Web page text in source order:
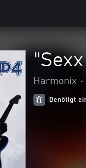
Harmonix •
Benötigt